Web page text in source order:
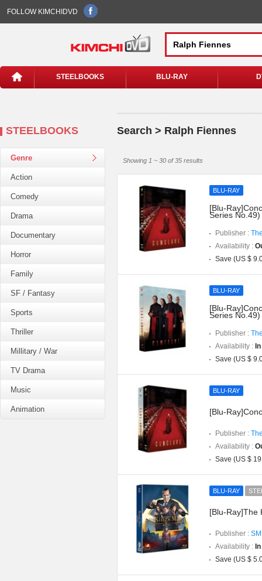
FOLLOW KIMCHIDVD
STEELBOOKS BLU-RAY
STEELBOOKS
Genre
Action
Comedy
Drama
Documentary
Horror
Family
SF / Fantasy
Sports
Thriller
Millitary / War
TV Drama
Music
Animation
Search > Ralph Fiennes
Showing 1 ~ 30 of 35 results
BLU-RAY
[Blu-
Series No.49)
Publisher :
Availability :
Save (US $
BLU-RAY
[Blu-
Series
Publisher :
Availability :
Save (US $
BLU-RAY
[Blu-
Publisher :
Availability :
Save (US $
BLU-RAY
[Blu-Ray]The
Publisher :
Availability :
Save (US $